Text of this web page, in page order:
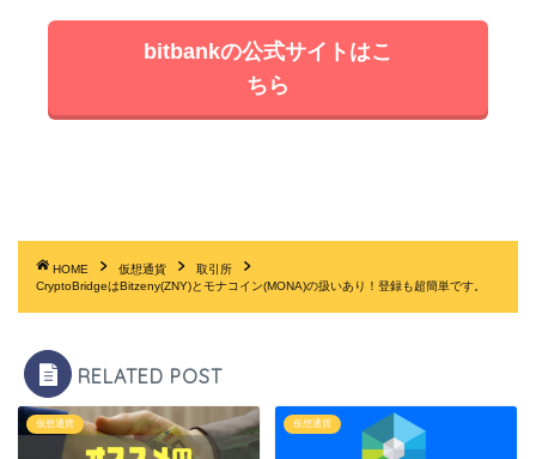
bitbankの公式サイトはこ
ちら
HOME 仮想通貨
取引所
CryptoBridgeはBitzeny(ZNY)とモナコイン(MONA)の扱いあり！登録も超簡単です。
RELATED POST
仮想通貨 仮想通貨